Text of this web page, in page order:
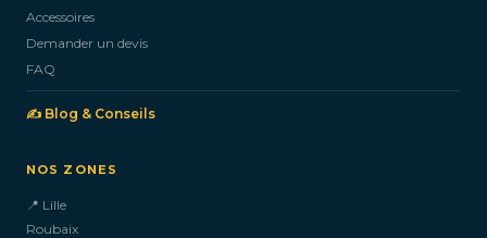
Accessoires
Demander un devis
FAQ
✍️ Blog & Conseils
NOS ZONES
📍 Lille
Roubaix